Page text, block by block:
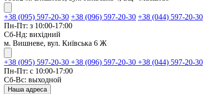
+38 (095) 597-20-30 +38 (096) 597-20-30 +38 (044) 597-20-30
Пн-Пт: з 10:00-17:00
Сб-Нд: вихідний
м. Вишневе, вул. Київська 6 Ж
+38 (095) 597-20-30 +38 (096) 597-20-30 +38 (044) 597-20-30
Пн-Пт: с 10:00-17:00
Сб-Вс: выходной
Наша адреса